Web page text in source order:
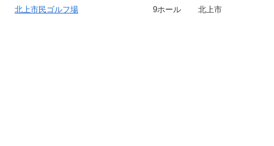
北上市民ゴルフ場 9ホール 北上市